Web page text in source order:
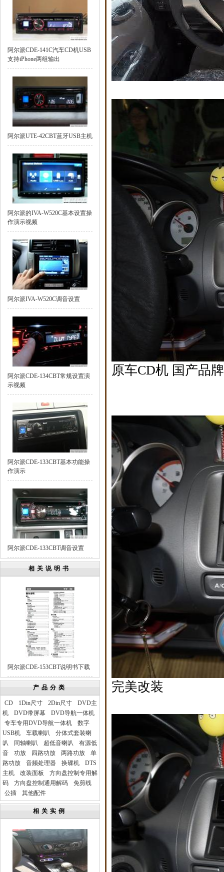
阿尔派CDE-141C汽车CD机USB
支持iPhone两组输出
阿尔派UTE-42CBT蓝牙USB主机
阿尔派的IVA-W520C基本设置操
作演示视频
阿尔派IVA-W520C调音设置
阿尔派CDE-134CBT常规设置演
示视频
阿尔派CDE-133CBT基本功能操
作演示
阿尔派CDE-133CBT调音设置
相关说明书
阿尔派CDE-153CBT说明书下载
产品分类
CD 1Din尺寸 2Din尺寸
DVD主
机
DVD带屏幕
DVD导航一体机
专车专用DVD导航一体机
数字
USB机
车载喇叭
分体式套装喇
叭
同轴喇叭 超低音喇叭
有源低
音
功放 四路功放 两路功放
单
路功放
音频处理器 换碟机
DTS
主机
改装面板
方向盘控制专用解
码
方向盘控制通用解码
免剪线
公插
其他配件
相关实例
原车CD机 国产品
完美改装